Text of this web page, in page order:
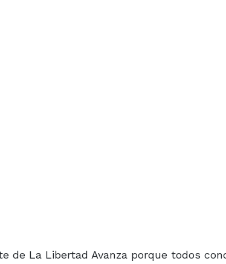
de La Libertad Avanza porque todos